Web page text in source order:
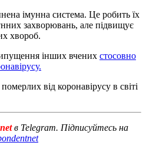
імунна система. Це робить їх
захворювань, але підвищує
хвороб.
інших вчених стосовно
від коронавірусу в світі
в Telegram. Підписуйтесь на